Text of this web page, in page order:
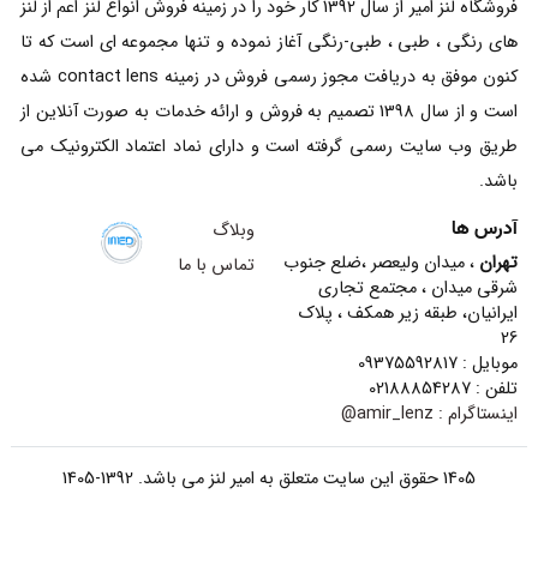
فروشگاه لنز امیر از سال 1392 کار خود را در زمینه فروش انواع لنز اعم از لنز
های رنگی ، طبی ، طبی-رنگی آغاز نموده و تنها مجموعه ای است که تا
کنون موفق به دریافت مجوز رسمی فروش در زمینه contact lens شده
است و از سال 1398 تصمیم به فروش و ارائه خدمات به صورت آنلاین از
طریق وب سایت رسمی گرفته است و دارای نماد اعتماد الکترونیک می
باشد.
آدرس ها
تهران ، میدان ولیعصر ،ضلع جنوب
شرقی میدان ، مجتمع تجاری
ایرانیان، طبقه زیر همکف ، پلاک
26
موبایل : 09375592817
تلفن : 02188854287
اینستاگرام : amir_lenz@
وبلاگ
تماس با ما
1405 حقوق این سایت متعلق به امیر لنز می باشد. 1392-1405